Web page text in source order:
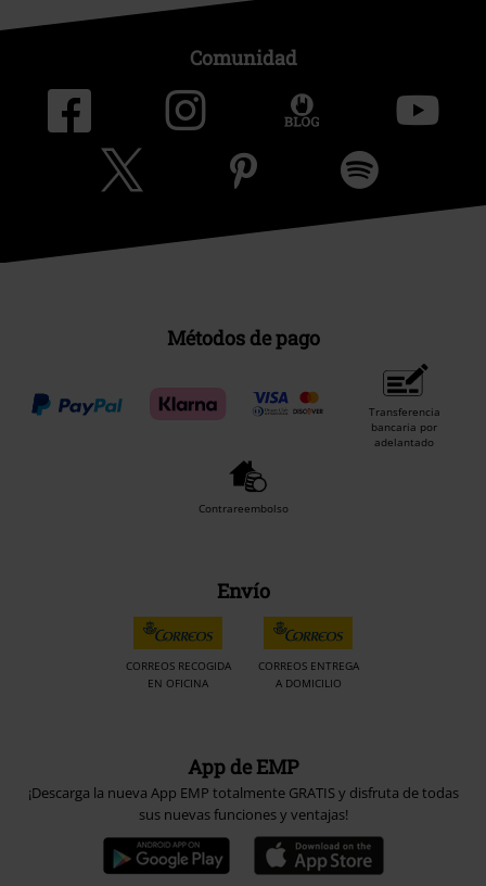
Comunidad
Métodos de pago
Transferencia
bancaria por
adelantado
Contrareembolso
Envío
CORREOS RECOGIDA
EN OFICINA
CORREOS ENTREGA
A DOMICILIO
App de EMP
¡Descarga la nueva App EMP totalmente GRATIS y disfruta de todas
sus nuevas funciones y ventajas!